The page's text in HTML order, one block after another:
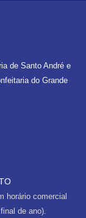
de Santo André e
do Grande
horário comercial
de ano).